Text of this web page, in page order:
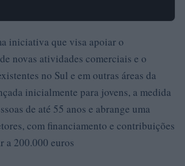
iniciativa que visa apoiar o
novas atividades comerciais e o
no Sul e em outras áreas da
inicialmente para jovens, a medida
de até 55 anos e abrange uma
com financiamento e contribuições
a 200.000 euros